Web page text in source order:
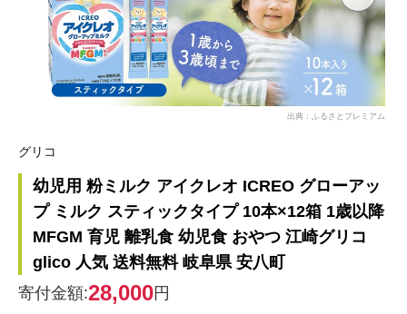
出典：ふるさとプレミアム
グリコ
幼児用 粉ミルク アイクレオ ICREO グローアッ
プ ミルク スティックタイプ 10本×12箱 1歳以降
MFGM 育児 離乳食 幼児食 おやつ 江崎グリコ
glico 人気 送料無料 岐阜県 安八町
寄付金額:28,000円